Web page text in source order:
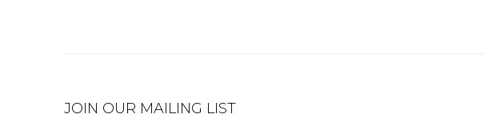
JOIN OUR MAILING LIST